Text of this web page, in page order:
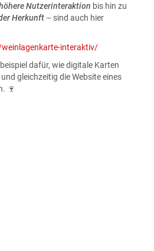
Nutzerinteraktion bis hin zu
Herkunft – sind auch hier
interaktiv/
dafür, wie digitale Karten
gleichzeitig die Website eines
🍷